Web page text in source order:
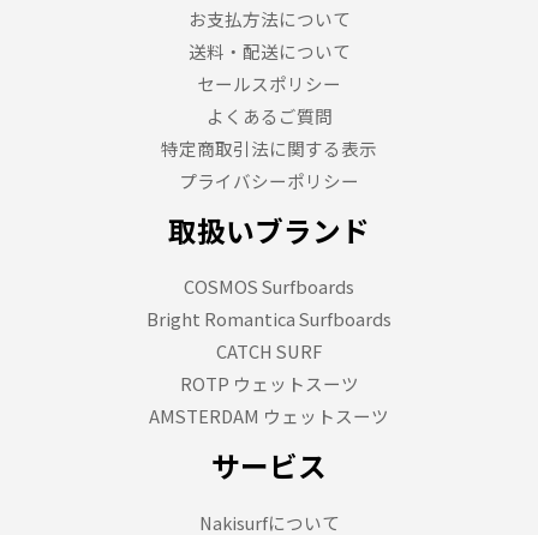
お支払方法について
送料・配送について
セールスポリシー
よくあるご質問
特定商取引法に関する表示
プライバシーポリシー
取扱いブランド
COSMOS Surfboards
Bright Romantica Surfboards
CATCH SURF
ROTP ウェットスーツ
AMSTERDAM ウェットスーツ
サービス
Nakisurfについて